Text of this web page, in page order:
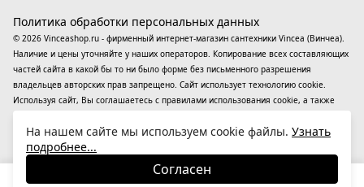
© 2026 Vinceashop.ru - фирменный интернет-магазин сантехники Vincea (Винчеа).
Наличие и цены уточняйте у наших операторов. Копирование всех составляющих
частей сайта в какой бы то ни было форме без письменного разрешения
владельцев авторских прав запрещено. Сайт использует технологию cookie.
Используя сайт, Вы соглашаетесь с правилами использования cookie, а также
применяютсярекомендательные технологии(информационные технологии
предоставления информации на основе сбора, систематизации и анализа
сведений, относящихся к предпочтениям пользователей сети «Интернет»,
находящихся на территории Российской Федерации).
Политика обработки персональных данных
На нашем сайте мы используем cookie файлы. Узнать
подробнее...
Согласен